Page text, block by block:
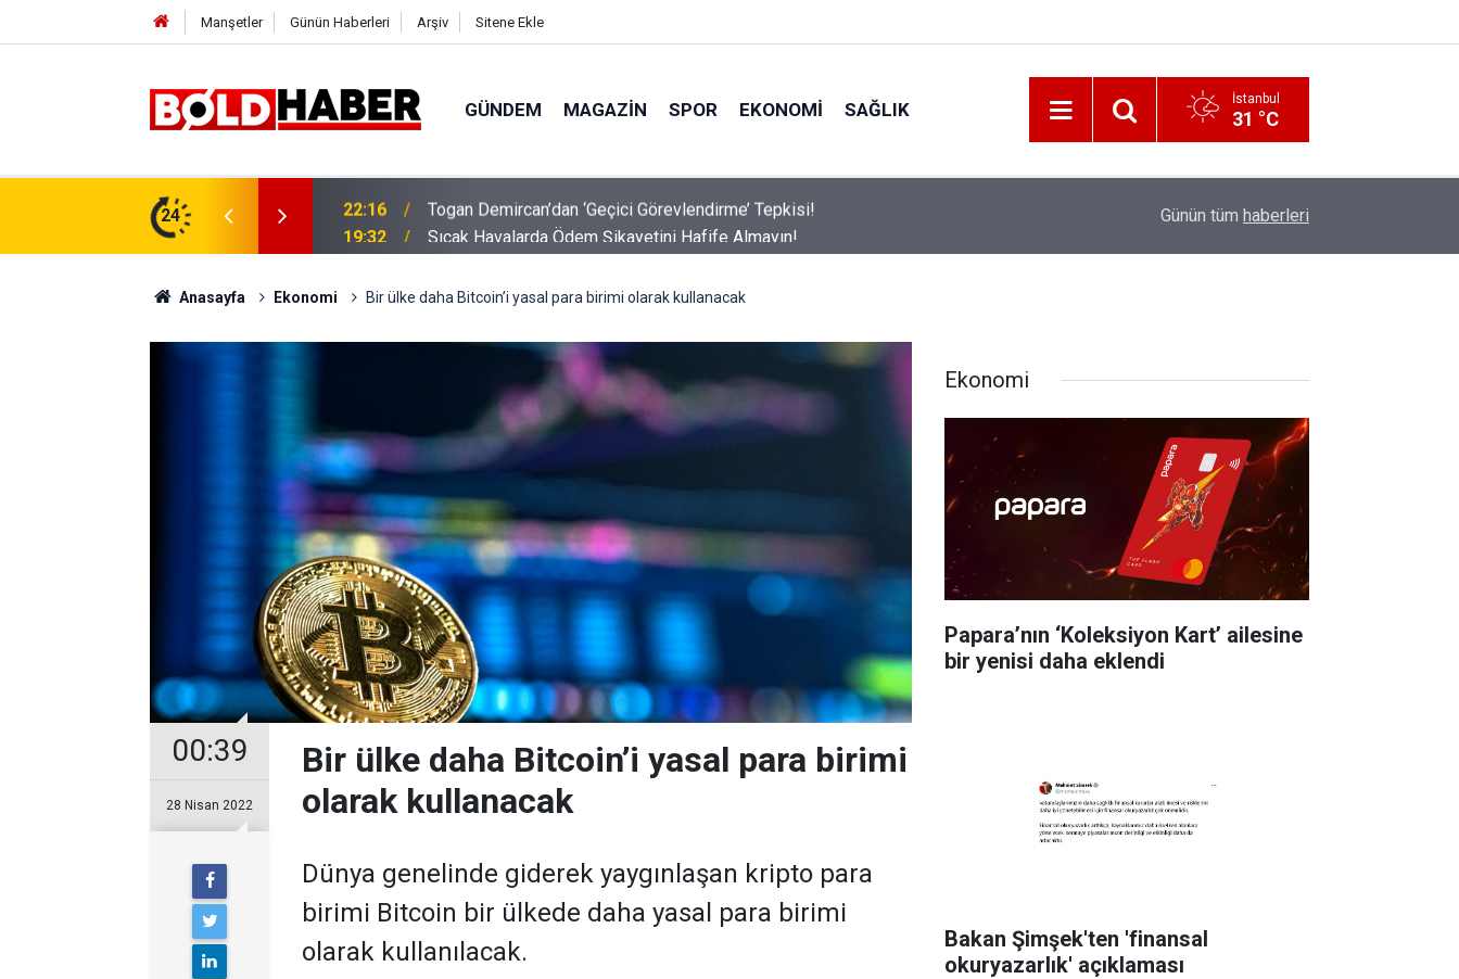
Manşetler Günün Haberleri Arşiv Sitene Ekle
GÜNDEM MAGAZIN SPOR EKONOMI SAĞLIK İstanbul
31 °C
24 19:32 Sıcak Havalarda Ödem Şikayetini Hafife Almayın! İzmir 112’de Kan Donduran İddialar!
Günün tüm haberleri
Anasayfa Ekonomi Bir ülke daha Bitcoin’i yasal para birimi olarak kullanacak
00:39
28 Nisan 2022
Bir ülke daha Bitcoin’i yasal para birimi
olarak kullanacak
Dünya genelinde giderek yaygınlaşan kripto para
birimi Bitcoin bir ülkede daha yasal para birimi
olarak kullanılacak.
Ekonomi
Papara’nın ‘Koleksiyon Kart’ ailesine
bir yenisi daha eklendi
Bakan Şimşek'ten 'finansal
okuryazarlık' açıklaması